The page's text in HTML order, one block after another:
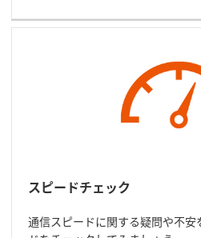
スピードチェック
通信スピードに関する疑問や不